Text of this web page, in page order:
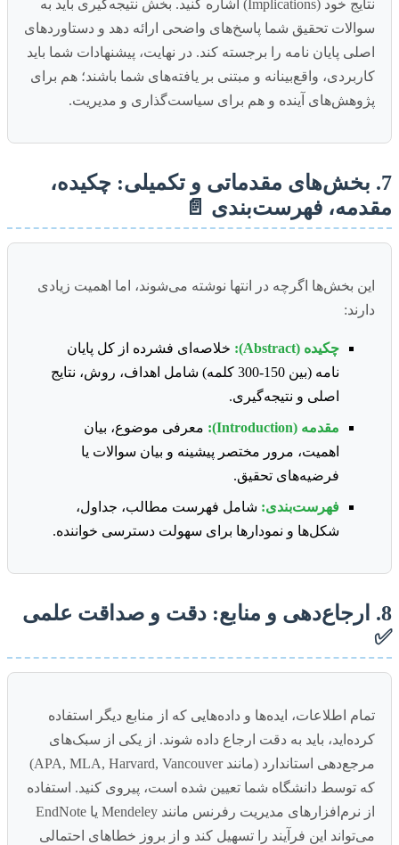
نتایج خود (Implications) اشاره کنید. بخش نتیجه‌گیری باید به
سوالات تحقیق شما پاسخ‌های واضحی ارائه دهد و دستاوردهای
اصلی پایان نامه را برجسته کند. در نهایت، پیشنهادات شما باید
کاربردی، واقع‌بینانه و مبتنی بر یافته‌های شما باشند؛ هم برای
پژوهش‌های آینده و هم برای سیاست‌گذاری و مدیریت.
7. بخش‌های مقدماتی و تکمیلی: چکیده،
مقدمه، فهرست‌بندی 📄
این بخش‌ها اگرچه در انتها نوشته می‌شوند، اما اهمیت زیادی
دارند:
چکیده (Abstract):
خلاصه‌ای فشرده از کل پایان
نامه (بین 150-300 کلمه) شامل اهداف، روش، نتایج
اصلی و نتیجه‌گیری.
مقدمه (Introduction):
معرفی موضوع، بیان
اهمیت، مرور مختصر پیشینه و بیان سوالات یا
فرضیه‌های تحقیق.
فهرست‌بندی: شامل فهرست مطالب، جداول،
شکل‌ها و نمودارها برای سهولت دسترسی خواننده.
8. ارجاع‌دهی و منابع: دقت و صداقت علمی
✅
تمام اطلاعات، ایده‌ها و داده‌هایی که از منابع دیگر استفاده
کرده‌اید، باید به دقت ارجاع داده شوند. از یکی از سبک‌های
مرجع‌دهی استاندارد (مانند APA, MLA, Harvard, Vancouver)
که توسط دانشگاه شما تعیین شده است، پیروی کنید. استفاده
از نرم‌افزارهای مدیریت رفرنس مانند Mendeley یا EndNote
می‌تواند این فرآیند را تسهیل کند و از بروز خطاهای احتمالی